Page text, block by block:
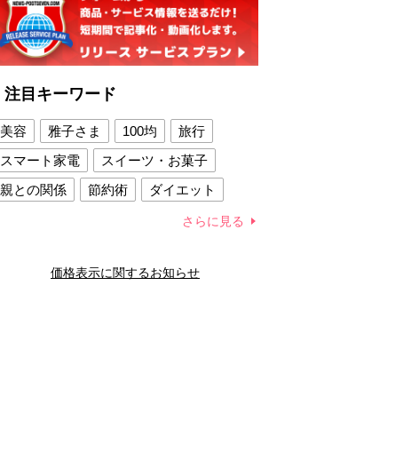
注目キーワード
美容 雅子さま 100均
旅行
スマート家電
スイーツ・お菓子
親との関係
節約術
ダイエット
夫との関係
新津春子 どか食い
さらに見る
価格表示に関するお知らせ